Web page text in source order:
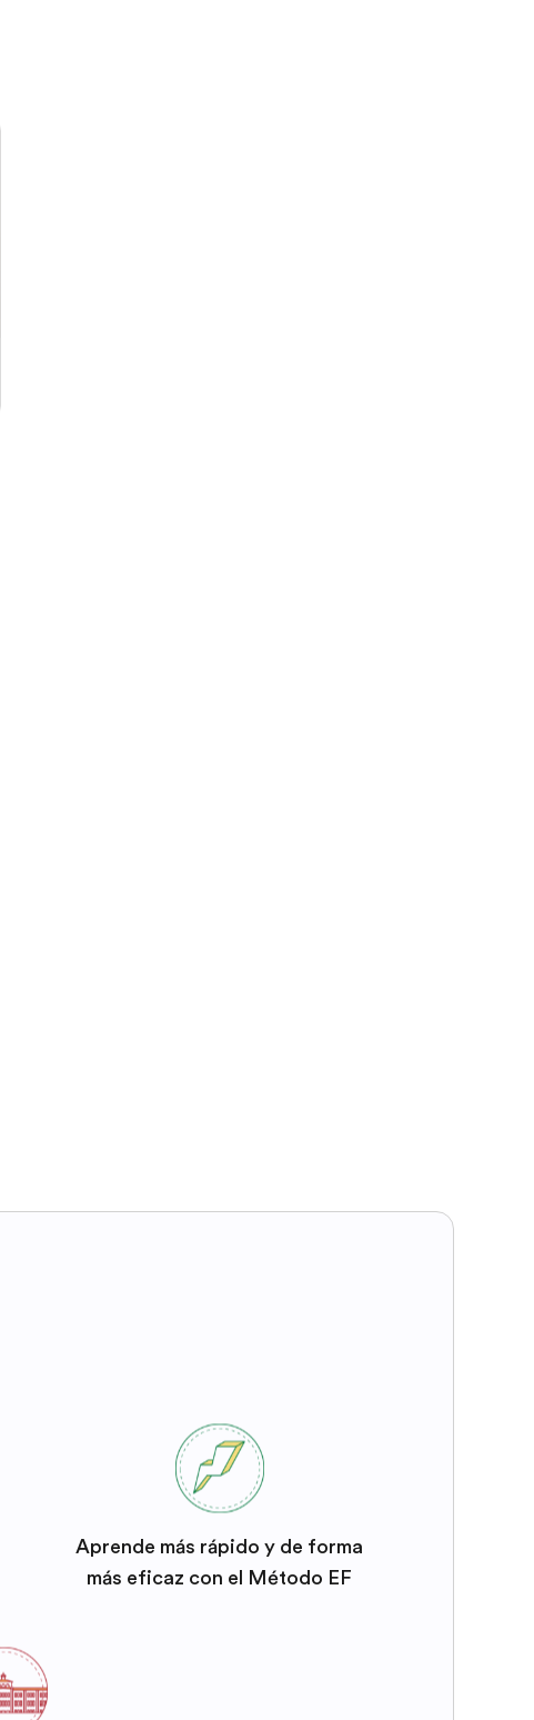
Aprende más rápido y de forma
más eficaz con el Método EF